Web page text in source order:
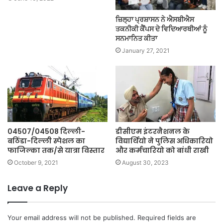
ਜ਼ਿਲ੍ਹਾ ਪ੍ਰਸ਼ਾਸਨ ਨੇ ਐਸਬੀਐਸ
ਤਕਨੀਕੀ ਕੈਂਪਸ ਦੇ ਵਿਦਿਆਰਥੀਆਂ ਨੂੰ
ਸਨਮਾਨਿਤ ਕੀਤਾ
January 27, 2021
04507/04508 दिल्ली-
बठिंडा-दिल्ली स्पेशल का
फाजिल्का तक/से यात्रा विस्तार
October 9, 2021
डीसीएम इंटरनैशनल के
विद्यार्थियो ने पुलिस अधिकारियो
और कर्मचारियो को बांधी राखी
August 30, 2023
Leave a Reply
Your email address will not be published. Required fields are